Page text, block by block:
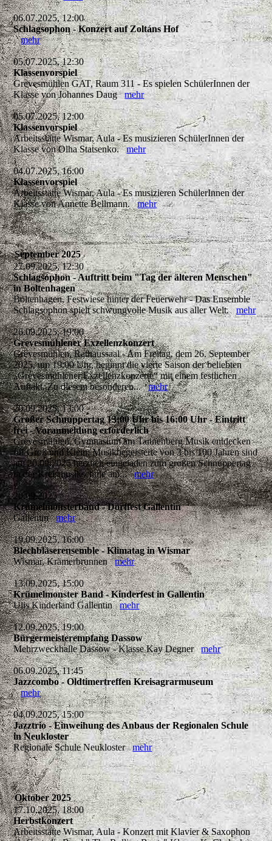
06.07.2025, 12:00
Schlagsophon - Konzert auf Zoltáns Hof
mehr
05.07.2025, 12:30
Klassenvorspiel
Grevesmühlen GAT, Raum 311 - Es spielen SchülerInnen der
Klasse von Johannes Daugmehr
05.07.2025, 12:00
Klassenvorspiel
Arbeitsstätte Wismar, Aula - Es musizieren SchülerInnen der
Klasse von Olha Statsenko.mehr
04.07.2025, 16:00
Klassenvorspiel
Arbeitsstätte Wismar, Aula - Es musizieren SchülerInnen der
Klasse von Annette Bellmann.mehr
September 2025
27.09.2025, 12:30
Schlagsophon - Auftritt beim "Tag der älteren Menschen"
in Boltenhagen
Boltenhagen, Festwiese hinter der Feuerwehr - Das Ensemble
Schlagsophon spielt schwungvolle Musik aus aller Welt.mehr
26.09.2025, 19:00
Grevesmühlener Exzellenzkonzert
Grevesmühlen, Rathaussaal - Am Freitag, dem 26. September
2025, um 19:00 Uhr, beginnt die vierte Saison der beliebten
„Grevesmühlener Exzellenzkonzerte“ mit einem festlichen
Auftakt. Zu diesem besonderen...mehr
20.09.2025, 13:00
Großer Schnuppertag 13:00 Uhr bis 16:00 Uhr - Eintritt
frei - Voranmeldung erforderlich
Grevesmühlen, Gymnasium am Tannenberg Musik entdecken
für Groß und Klein: Musikbegeisterte von 3 bis 100 Jahren sind
am 20.09.2025 herzlich eingeladen zum großen Schnuppertag
in der Kreismusikschule am...mehr
20.09.2025
Krümelmonsterband - Dorffest Gallentin
Gallentinmehr
19.09.2025, 16:00
Blechbläserensemble - Klimatag in Wismar
Wismar, Krämerbrunnenmehr
13.09.2025, 15:00
Krümelmonster Band - Kinderfest in Gallentin
Ulis Kinderland Gallentinmehr
12.09.2025, 19:00
Bürgermeisterempfang Dassow
Mehrzweckhalle Dassow - Klasse Kay Degnermehr
06.09.2025, 11:45
Jazzcombo - Oldtimertreffen Kreisagrarmuseum
mehr
04.09.2025, 15:00
Jazztrio - Einweihung des Anbaus der Regionalen Schule
in Neukloster
Regionale Schule Neuklostermehr
Oktober 2025
17.10.2025, 18:00
Herbstkonzert
Arbeitsstätte Wismar, Aula - Konzert mit Klavier & Saxophon